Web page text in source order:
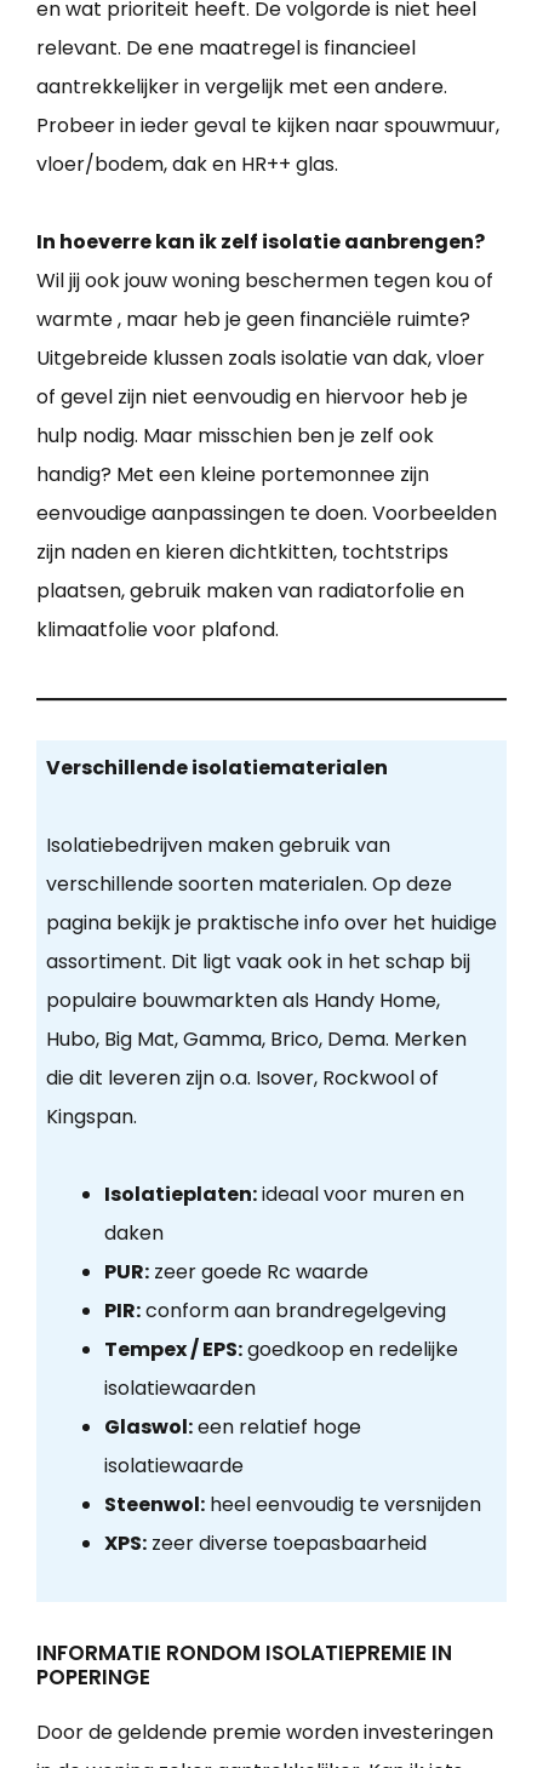
en wat prioriteit heeft. De volgorde is niet heel
relevant. De ene maatregel is financieel
aantrekkelijker in vergelijk met een andere.
Probeer in ieder geval te kijken naar spouwmuur,
vloer/bodem, dak en HR++ glas.
In hoeverre kan ik zelf isolatie aanbrengen?
Wil jij ook jouw woning beschermen tegen kou of
warmte , maar heb je geen financiële ruimte?
Uitgebreide klussen zoals isolatie van dak, vloer
of gevel zijn niet eenvoudig en hiervoor heb je
hulp nodig. Maar misschien ben je zelf ook
handig? Met een kleine portemonnee zijn
eenvoudige aanpassingen te doen. Voorbeelden
zijn naden en kieren dichtkitten, tochtstrips
plaatsen, gebruik maken van radiatorfolie en
klimaatfolie voor plafond.
Verschillende isolatiematerialen
Isolatiebedrijven maken gebruik van
verschillende soorten materialen. Op deze
pagina bekijk je praktische info over het huidige
assortiment. Dit ligt vaak ook in het schap bij
populaire bouwmarkten als Handy Home,
Hubo, Big Mat, Gamma, Brico, Dema. Merken
die dit leveren zijn o.a. Isover, Rockwool of
Kingspan.
Isolatieplaten:ideaal voor muren en
daken
PUR:zeer goede Rc waarde
PIR:conform aan brandregelgeving
Tempex / EPS:goedkoop en redelijke
isolatiewaarden
Glaswol:een relatief hoge
isolatiewaarde
Steenwol:heel eenvoudig te versnijden
XPS:zeer diverse toepasbaarheid
INFORMATIE RONDOM ISOLATIEPREMIE IN
POPERINGE
Door de geldende premie worden investeringen